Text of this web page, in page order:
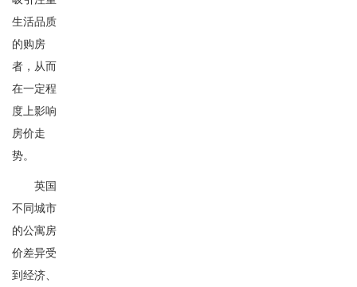
生活品质
的购房
者，从而
在一定程
度上影响
房价走
势。
英国
不同城市
的公寓房
价差异受
到经济、